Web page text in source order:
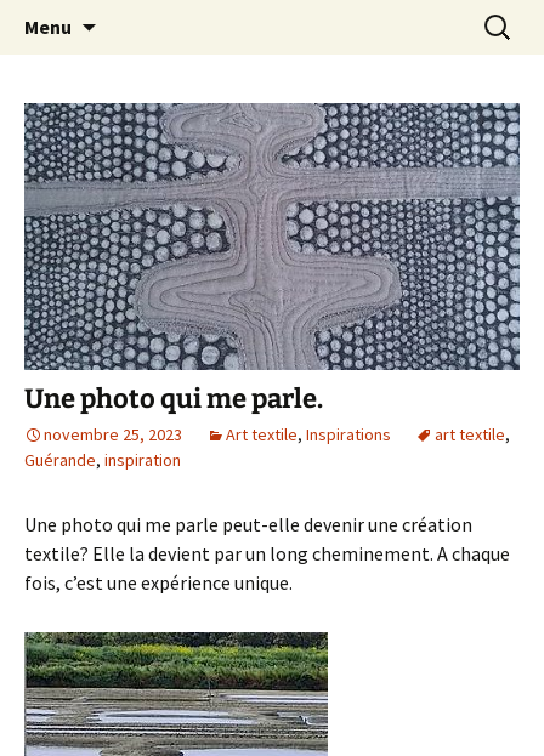
filsetcrayons
Le blog de Sophie A
Menu
Une photo qui me parle.
novembre 25, 2023 Art textile, Inspirations art textile,
Guérande, inspiration
Une photo qui me parle peut-elle devenir une création
textile? Elle la devient par un long cheminement. A chaque
fois, c’est une expérience unique.